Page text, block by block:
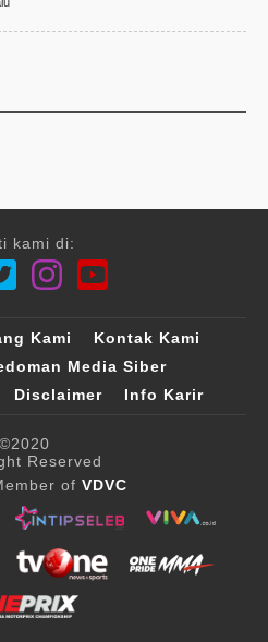
kami di:
Kami
Kontak Kami
Media Siber
Disclaimer Info Karir
©2020
Reserved
of VDVC